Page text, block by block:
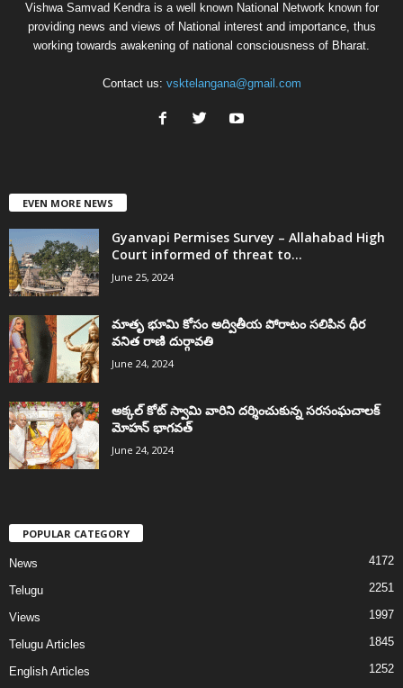
Vishwa Samvad Kendra is a well known National Network known for
providing news and views of National interest and importance, thus
working towards awakening of national consciousness of Bharat.
Contact us: vsktelangana@gmail.com
EVEN MORE NEWS
Gyanvapi Permises Survey – Allahabad High
Court informed of threat to...
June 25, 2024
మాతృ భూమి కోసం అద్వితీయ పోరాటం సలిపిన ధీర
వనిత రాణి దుర్గావతి
June 24, 2024
అక్కల్‌ కోట్‌ స్వామి వారిని దర్శించుకున్న సరసంఘచాలక్
మోహన్ భాగవత్
June 24, 2024
POPULAR CATEGORY
News 4172
Telugu 2251
Views 1997
Telugu Articles 1845
English Articles 1252